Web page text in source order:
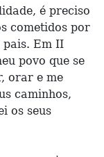
é preciso
cometidos por
pais. Em II
povo que se
orar e me
caminhos,
os seus